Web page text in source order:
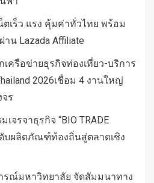
ตเร็ว แรง คุ้มค่าทั่วไทย พร้อม
น Lazada Affiliate
ครือข่ายธุรกิจท่องเที่ยว-บริการ
2026เชื่อม 4 งานใหญ่
ร
จรจาธุรกิจ “BIO TRADE
ดับผลิตภัณฑ์ท้องถิ่นสู่ตลาดเชิง
รณ์มหาวิทยาลัย จัดสัมมนาทาง